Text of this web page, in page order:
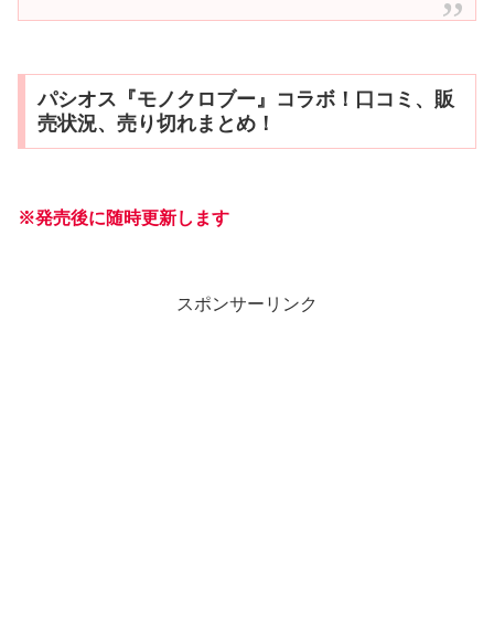
パシオス『モノクロブー』コラボ！口コミ、販
売状況、売り切れまとめ！
※発売後に随時更新します
スポンサーリンク